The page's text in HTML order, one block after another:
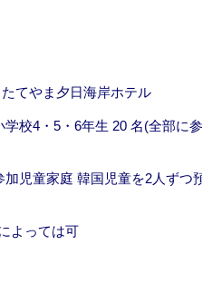
てやま夕日海岸ホテル
校4・5・6年生 20 名(全部に
児童家庭 韓国児童を2人ずつ
よっては可